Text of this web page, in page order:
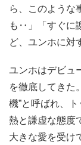
ら、このような
も‥」「すぐに
ど、ユンホに対
ユンホはデビュ
を徹底してきた
機”と呼ばれ、
熱と謙虚な態度
大きな愛を受け